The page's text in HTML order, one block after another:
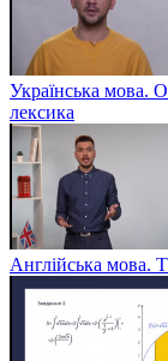
Українська мова.
лексика
Англійська мова.